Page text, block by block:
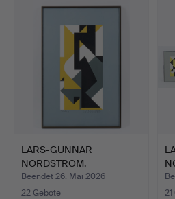
LARS-GUNNAR
NORDSTRÖM.
Komposition, signie…
Beendet 26. Mai 2026
22 Gebote